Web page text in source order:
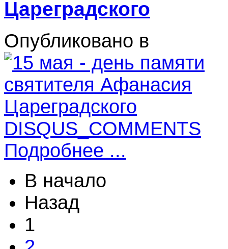
Цареградского
Опубликовано в
DISQUS_COMMENTS
Подробнее ...
В начало
Назад
1